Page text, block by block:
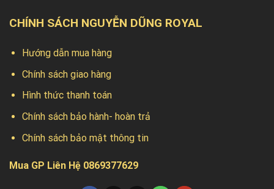
CHÍNH SÁCH NGUYỄN DŨNG ROYAL
Hướng dẫn mua hàng
Chính sách giao hàng
Hình thức thanh toán
Chính sách bảo hành- hoàn trả
Chính sách bảo mật thông tin
Mua GP Liên Hệ 0869377629